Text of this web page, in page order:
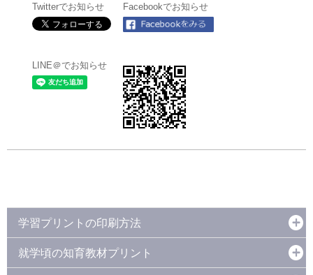
Twitterでお知らせ Facebookでお知らせ
LINE＠でお知らせ
学習プリントの印刷方法
就学頃の知育教材プリント